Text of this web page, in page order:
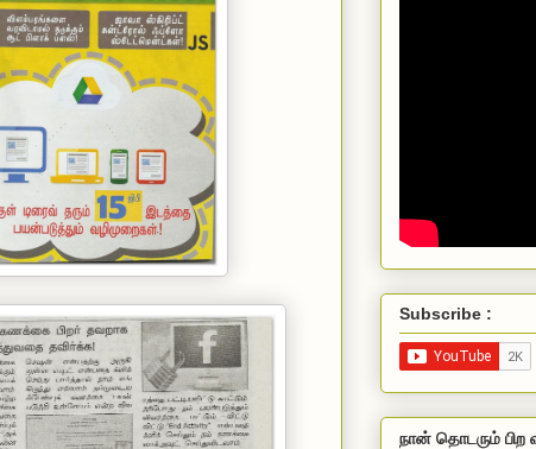
Subscribe :
நான் தொடரும் பிற